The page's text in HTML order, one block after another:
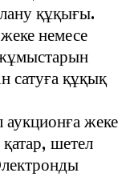
құқығы.
немесе
сатуға құқық
жеке
шетел